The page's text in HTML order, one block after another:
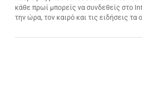
κάθε πρωί μπορείς να συνδεθείς στο
την ώρα, τον καιρό και τις ειδήσεις τα